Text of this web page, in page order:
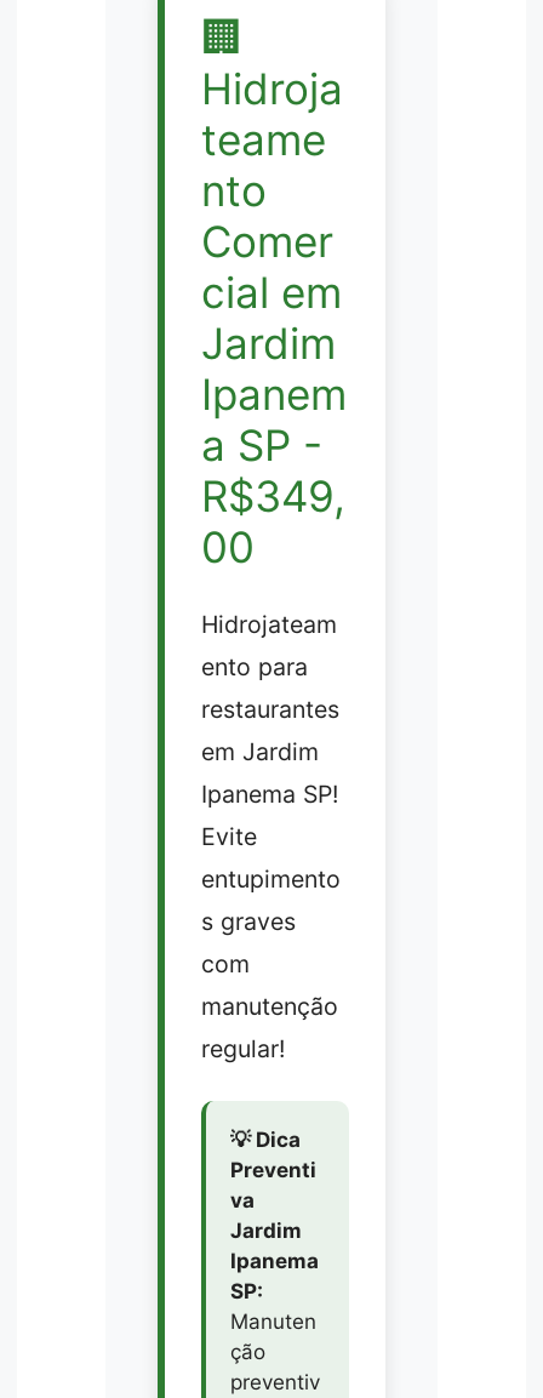
🏢
Hidroja
teame
nto
Comer
cial em
Jardim
Ipanem
a SP -
R$349,
00
Hidrojateam
ento para
restaurantes
em Jardim
Ipanema SP!
Evite
entupimento
s graves
com
manutenção
regular!
💡 Dica
Preventi
va
Jardim
Ipanema
SP:
Manuten
ção
preventiv